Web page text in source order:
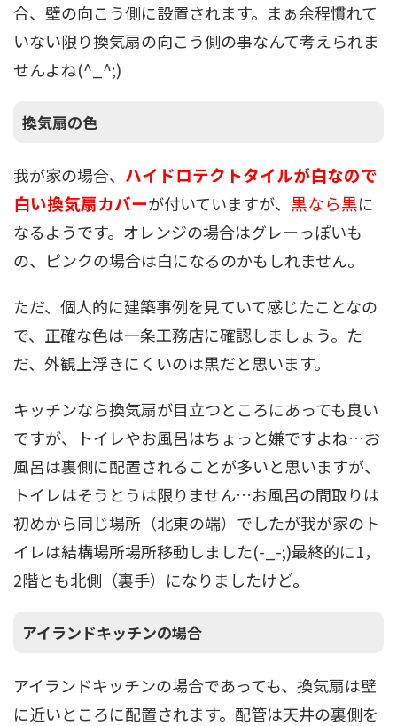
合、壁の向こう側に設置されます。まぁ余程慣れて
いない限り換気扇の向こう側の事なんて考えられま
せんよね(^_^;)
換気扇の色
我が家の場合、 ハイドロテクトタイルが白なので
白い換気扇カバーが付いていますが、 黒なら黒に
なるようです。オレンジの場合はグレーっぽいも
の、ピンクの場合は白になるのかもしれません。
ただ、個人的に建築事例を見ていて感じたことなの
で、正確な色は一条工務店に確認しましょう。た
だ、外観上浮きにくいのは黒だと思います。
キッチンなら換気扇が目立つところにあっても良い
ですが、トイレやお風呂はちょっと嫌ですよね…お
風呂は裏側に配置されることが多いと思いますが、
トイレはそうとうは限りません…お風呂の間取りは
初めから同じ場所（北東の端）でしたが我が家のト
イレは結構場所場所移動しました(-_-;)最終的に1，
2階とも北側（裏手）になりましたけど。
アイランドキッチンの場合
アイランドキッチンの場合であっても、換気扇は壁
に近いところに配置されます。配管は天井の裏側を